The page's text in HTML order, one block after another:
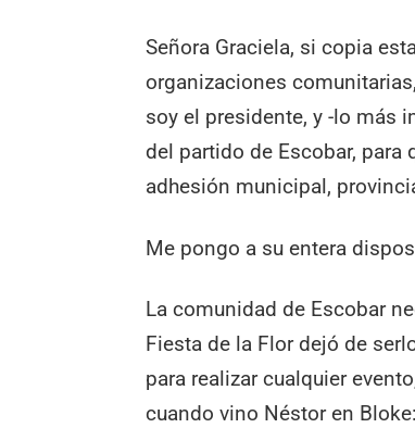
Señora Graciela, si copia
organizaciones
soy el presidente, y -lo más
del partido de Escobar,
adhesión municipal,
Me pongo a su entera
La comunidad de Escobar
Fiesta de la Flor dejó de
para realizar cualquier
cuando vino Néstor en